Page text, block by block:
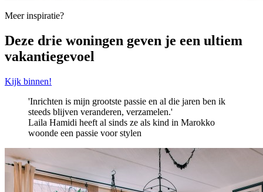
Meer inspiratie?
Deze drie woningen geven je een ultiem
vakantiegevoel
Kijk binnen!
'Inrichten is mijn grootste passie en al die jaren ben ik
steeds blijven veranderen, verzamelen.'
Laila Hamidi heeft al sinds ze als kind in Marokko
woonde een passie voor stylen